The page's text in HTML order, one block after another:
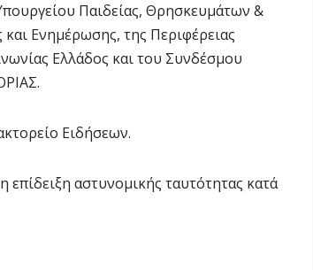
Παιδείας, Θρησκευμάτων &
και Ενημέρωσης, της Περιφέρειας
Ελλάδος και του Συνδέσμου
Ειδήσεων.
επίδειξη αστυνομικής ταυτότητας κατά